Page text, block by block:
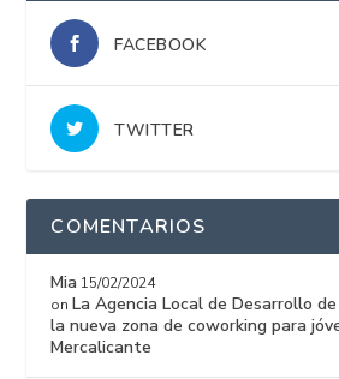
FACEBOOK
TWITTER
COMENTARIOS
Mia 15/02/2024
on La Agencia Local de Desarrollo
la nueva zona de coworking para
Mercalicante